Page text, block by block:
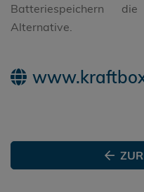
Batteriespeichern
Alternative.